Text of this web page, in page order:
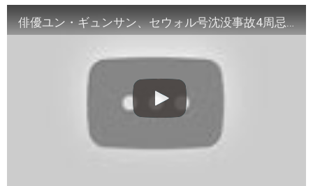
俳優ユン・ギュンサン、セウォル号沈没事故4周忌を追悼 「イエローリボンは政治ではない」 20180416